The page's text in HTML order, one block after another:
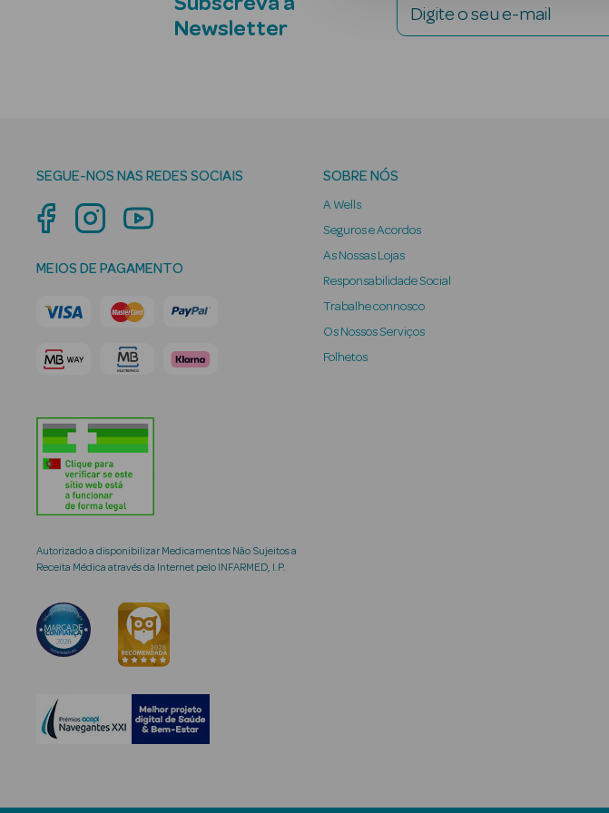
Newsletter
Digite o seu e-mail
SEGUE-NOS NAS REDES SOCIAIS
MEIOS DE PAGAMENTO
Autorizado a disponibilizar Medicamentos Não Sujeitos a
Receita Médica através da Internet pelo INFARMED, I.P.
SOBRE NÓS
A Wells
Seguros e Acordos
As Nossas Lojas
Responsabilidade Social
Trabalhe connosco
Os Nossos Serviços
Folhetos